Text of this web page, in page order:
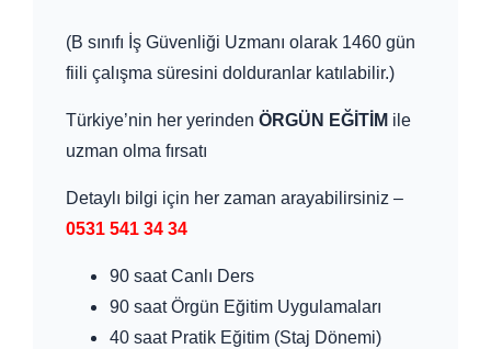
(B sınıfı İş Güvenliği Uzmanı olarak 1460 gün
fiili çalışma süresini dolduranlar katılabilir.)
Türkiye’nin her yerinden ÖRGÜN EĞİTİM ile
uzman olma fırsatı
Detaylı bilgi için her zaman arayabilirsiniz –
0531 541 34 34
90 saat Canlı Ders
90 saat Örgün Eğitim Uygulamaları
40 saat Pratik Eğitim (Staj Dönemi)